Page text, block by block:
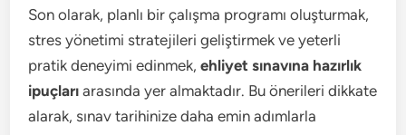
Son olarak, planlı bir çalışma programı oluşturmak,
stres yönetimi stratejileri geliştirmek ve yeterli
pratik deneyimi edinmek,ehliyet sınavına hazırlık
ipuçları arasında yer almaktadır. Bu önerileri dikkate
alarak, sınav tarihinize daha emin adımlarla